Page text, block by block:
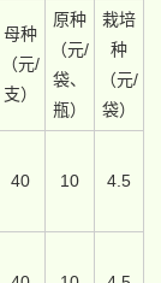
母种
（元/
支）
原种
（元/
袋、
瓶）
栽培
种
（元/
袋）
40 10 4.5